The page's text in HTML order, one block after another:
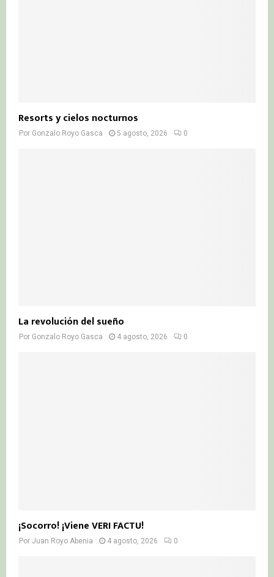
Resorts y cielos nocturnos
Por Gonzalo Royo Gasca 5 agosto, 2026 0
La revolución del sueño
Por Gonzalo Royo Gasca 4 agosto, 2026 0
¡Socorro! ¡Viene VERI FACTU!
Por Juan Royo Abenia 4 agosto, 2026 0